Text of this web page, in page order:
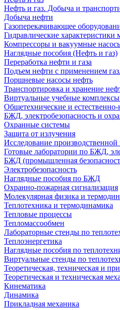
Нефть и газ. Добыча и
Добыча нефти
Газоперекачивающее
Гидравлические характеристики
Компрессоры и вакуумные
Наглядные пособия (Нефть и газ)
Переработка нефти и газа
Подъем нефти с применением
Поршневые насосы нефть
Транспортировка и хранение
Виртуальные учебные
Общетехнические и
БЖД, электробезопасность и
Охранные системы
Защита от излучения
Исследование
Готовые лаборатории по БЖД,
БЖД (промышленная
Электробезопасность
Наглядные пособия по БЖД
Охранно-пожарная сигнализация
Молекулярная физика и
Теплотехника и термодинамика
Тепловые процессы
Тепломассообмен
Лабораторные стенды по
Теплоэнергетика
Наглядные пособия по
Виртуальные стенды по
Теоретическая, техническая и
Теоретическая и техническая
Кинематика
Динамика
Прикладная механика